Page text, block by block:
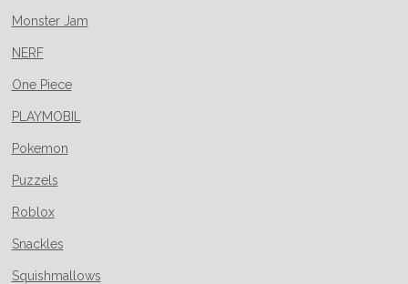
Monster Jam
NERF
One Piece
PLAYMOBIL
Pokemon
Puzzels
Roblox
Snackles
Squishmallows